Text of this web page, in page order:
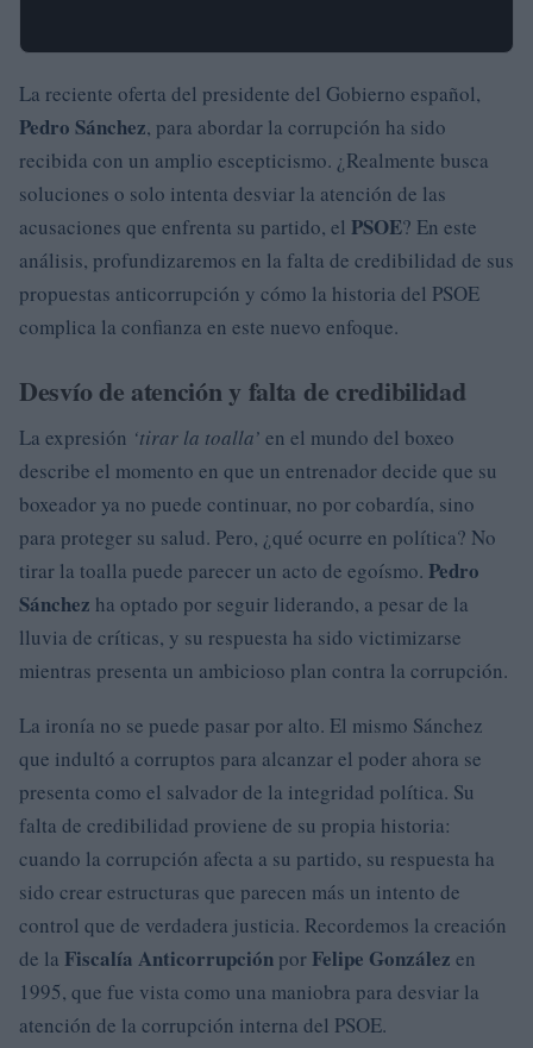
La reciente oferta del presidente del Gobierno español,
Pedro Sánchez, para abordar la corrupción ha sido
recibida con un amplio escepticismo. ¿Realmente busca
soluciones o solo intenta desviar la atención de las
acusaciones que enfrenta su partido, el PSOE? En este
análisis, profundizaremos en la falta de credibilidad de sus
propuestas anticorrupción y cómo la historia del PSOE
complica la confianza en este nuevo enfoque.
Desvío de atención y falta de credibilidad
La expresión ‘tirar la toalla’ en el mundo del boxeo
describe el momento en que un entrenador decide que su
boxeador ya no puede continuar, no por cobardía, sino
para proteger su salud. Pero, ¿qué ocurre en política? No
tirar la toalla puede parecer un acto de egoísmo. Pedro
Sánchez ha optado por seguir liderando, a pesar de la
lluvia de críticas, y su respuesta ha sido victimizarse
mientras presenta un ambicioso plan contra la corrupción.
La ironía no se puede pasar por alto. El mismo Sánchez
que indultó a corruptos para alcanzar el poder ahora se
presenta como el salvador de la integridad política. Su
falta de credibilidad proviene de su propia historia:
cuando la corrupción afecta a su partido, su respuesta ha
sido crear estructuras que parecen más un intento de
control que de verdadera justicia. Recordemos la creación
de la Fiscalía Anticorrupción por Felipe González en
1995, que fue vista como una maniobra para desviar la
atención de la corrupción interna del PSOE.